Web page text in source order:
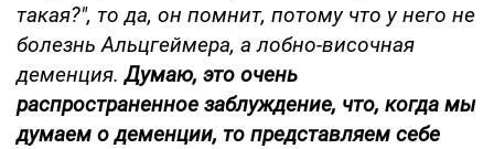
такая?", то да, он помнит, потому что у него не
болезнь Альцгеймера, а лобно-височная
деменция.Думаю, это очень
распространенное заблуждение, что, когда мы
думаем о деменции, то представляем себе